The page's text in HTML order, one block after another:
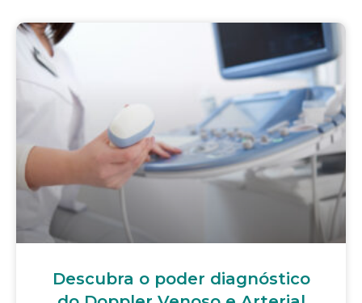
Descubra o poder diagnóstico